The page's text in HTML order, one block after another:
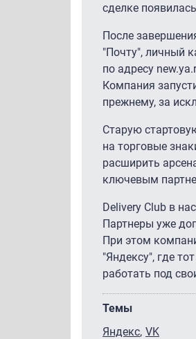
сделке
После
"Почту", личный
по адресу
Компания
прежнему, за
Старую
на торговые
расширить
ключевым
Delivery Club в
Партнеры уже
При этом
"Яндексу", где
работать под
Темы
Яндекс VK